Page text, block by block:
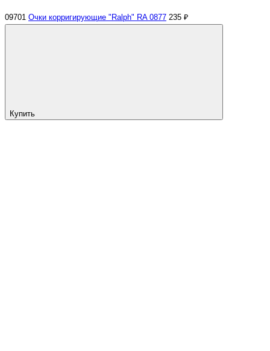
09701 Очки корригирующие "Ralph" RA 0877 235 ₽
Купить